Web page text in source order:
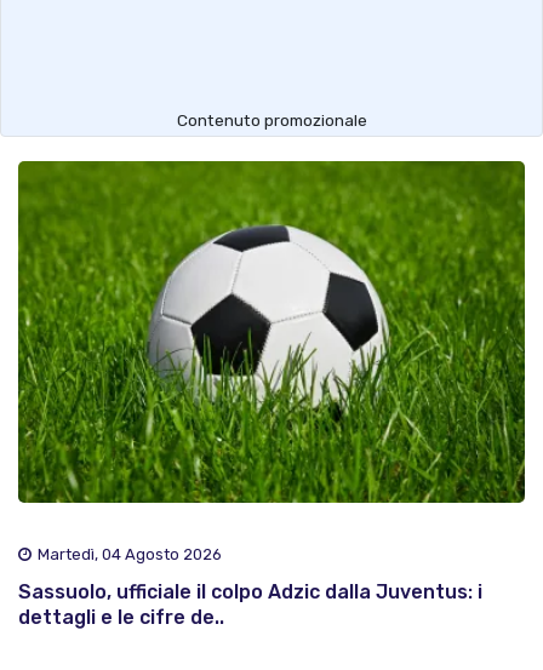
Contenuto promozionale
Martedì, 04 Agosto 2026
Sassuolo, ufficiale il colpo Adzic dalla Juventus: i
dettagli e le cifre de..